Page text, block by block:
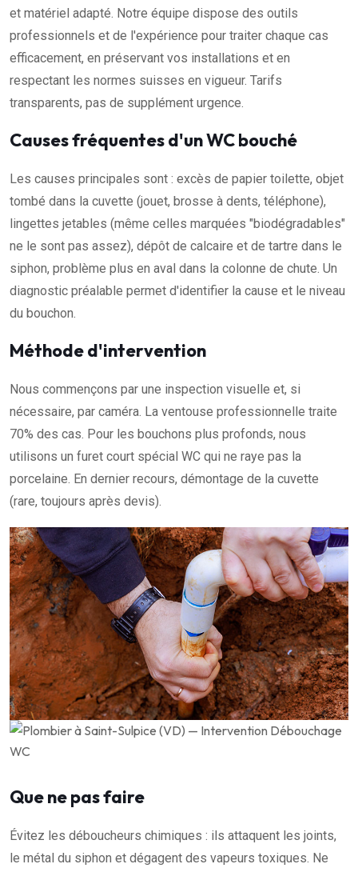
et matériel adapté. Notre équipe dispose des outils
professionnels et de l'expérience pour traiter chaque cas
efficacement, en préservant vos installations et en
respectant les normes suisses en vigueur. Tarifs
transparents, pas de supplément urgence.
Causes fréquentes d'un WC bouché
Les causes principales sont : excès de papier toilette, objet
tombé dans la cuvette (jouet, brosse à dents, téléphone),
lingettes jetables (même celles marquées "biodégradables"
ne le sont pas assez), dépôt de calcaire et de tartre dans le
siphon, problème plus en aval dans la colonne de chute. Un
diagnostic préalable permet d'identifier la cause et le niveau
du bouchon.
Méthode d'intervention
Nous commençons par une inspection visuelle et, si
nécessaire, par caméra. La ventouse professionnelle traite
70% des cas. Pour les bouchons plus profonds, nous
utilisons un furet court spécial WC qui ne raye pas la
porcelaine. En dernier recours, démontage de la cuvette
(rare, toujours après devis).
Que ne pas faire
Évitez les déboucheurs chimiques : ils attaquent les joints,
le métal du siphon et dégagent des vapeurs toxiques. Ne